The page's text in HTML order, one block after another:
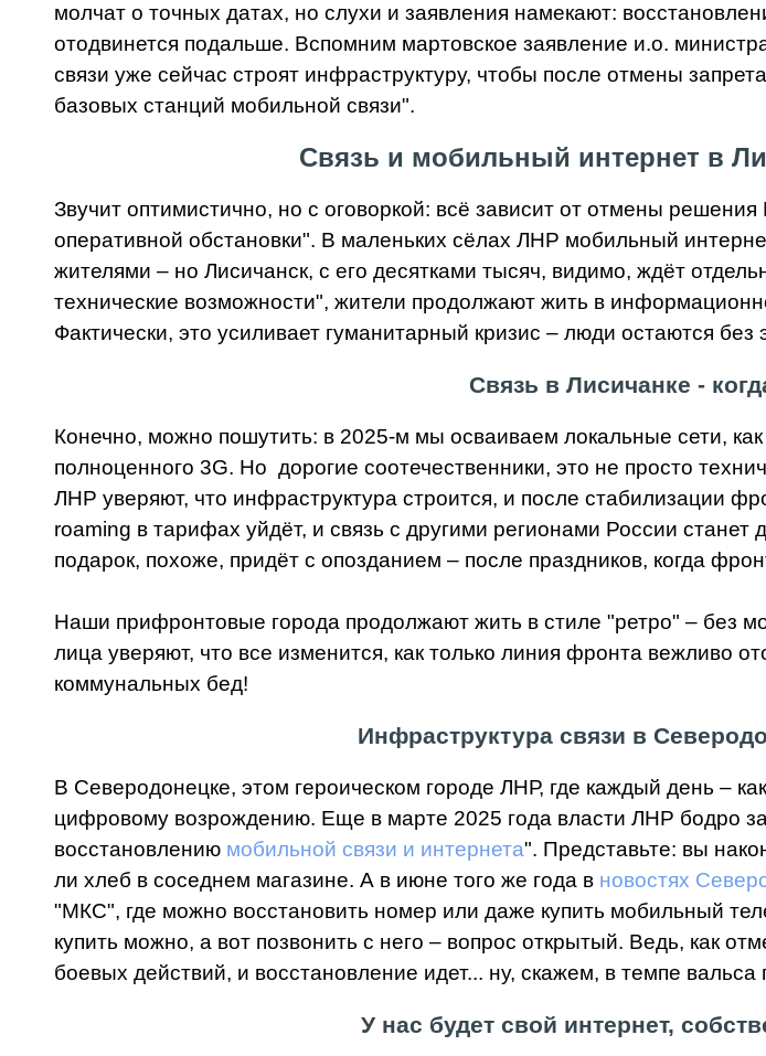
молчат о точных датах, но слухи и заявления намекают:
отодвинется подальше. Вспомним мартовское заявление и.о.
связи уже сейчас строят инфраструктуру, чтобы после отмены
базовых станций мобильной связи".
Связь и мобильный интернет в
Звучит оптимистично, но с оговоркой: всё зависит от отмены
оперативной обстановки". В маленьких сёлах ЛНР мобильный
жителями – но Лисичанск, с его десятками тысяч, видимо, ждёт
технические возможности", жители продолжают жить в
Фактически, это усиливает гуманитарный кризис – люди остаются
Связь в Лисичанке -
Конечно, можно пошутить: в 2025-м мы осваиваем локальные сети,
полноценного 3G. Но дорогие соотечественники, это не просто
ЛНР уверяют, что инфраструктура строится, и после стабилизации
roaming в тарифах уйдёт, и связь с другими регионами России
подарок, похоже, придёт с опозданием – после праздников, когда
Наши прифронтовые города продолжают жить в стиле "ретро" – без
лица уверяют, что все изменится, как только линия фронта вежливо
коммунальных бед!
Инфраструктура связи в
В Северодонецке, этом героическом городе ЛНР, где каждый день –
цифровому возрождению. Еще в марте 2025 года власти ЛНР бодро
восстановлению мобильной связи и интернета". Представьте: вы
ли хлеб в соседнем магазине. А в июне того же года в новостях
"МКС", где можно восстановить номер или даже купить мобильный
купить можно, а вот позвонить с него – вопрос открытый. Ведь, как
боевых действий, и восстановление идет... ну, скажем, в темпе
У нас будет свой интернет,